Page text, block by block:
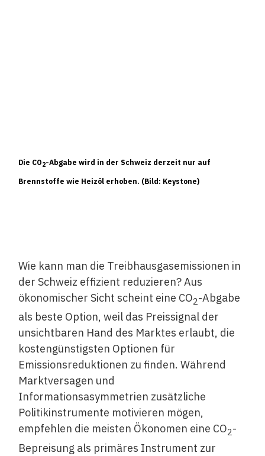
Die CO2-Abgabe wird in der Schweiz derzeit nur auf
Brennstoffe wie Heizöl erhoben. (Bild: Keystone)
Wie kann man die Treibhausgasemissionen in
der Schweiz effizient reduzieren? Aus
ökonomischer Sicht scheint eine CO2-Abgabe
als beste Option, weil das Preissignal der
unsichtbaren Hand des Marktes erlaubt, die
kostengünstigsten Optionen für
Emissionsreduktionen zu finden. Während
Marktversagen und
Informationsasymmetrien zusätzliche
Politikinstrumente motivieren mögen,
empfehlen die meisten Ökonomen eine CO2-
Bepreisung als primäres Instrument zur